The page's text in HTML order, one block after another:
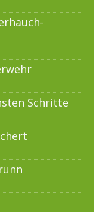
Schritte